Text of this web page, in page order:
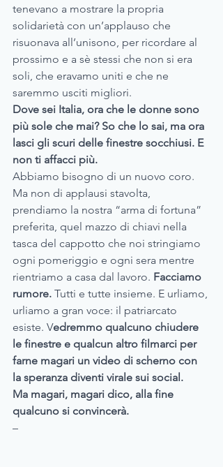
tenevano a mostrare la propria
solidarietà con un’applauso che
risuonava all’unisono, per ricordare al
prossimo e a sè stessi che non si era
soli, che eravamo uniti e che ne
saremmo usciti migliori.
Dove sei Italia, ora che le donne sono
più sole che mai? So che lo sai, ma ora
lasci gli scuri delle finestre socchiusi. E
non ti affacci più.
Abbiamo bisogno di un nuovo coro.
Ma non di applausi stavolta,
prendiamo la nostra “arma di fortuna”
preferita, quel mazzo di chiavi nella
tasca del cappotto che noi stringiamo
ogni pomeriggio e ogni sera mentre
rientriamo a casa dal lavoro. Facciamo
rumore. Tutti e tutte insieme. E urliamo,
urliamo a gran voce: il patriarcato
esiste. Vedremmo qualcuno chiudere
le finestre e qualcun altro filmarci per
farne magari un video di scherno con
la speranza diventi virale sui social.
Ma magari, magari dico, alla fine
qualcuno si convincerà.
–